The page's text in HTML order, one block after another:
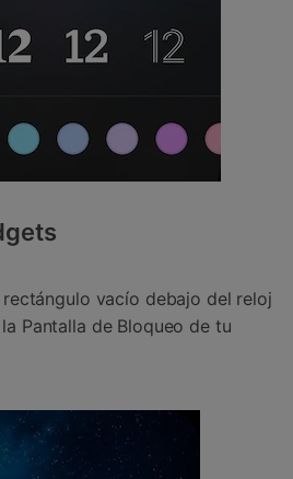
rectángulo vacío debajo del reloj
Pantalla de Bloqueo de tu